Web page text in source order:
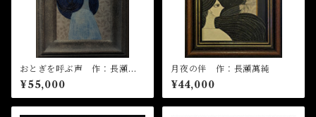
おとぎを呼ぶ声 作：長瀬萬
純
¥55,000
月夜の伴 作：長瀬萬純
¥44,000